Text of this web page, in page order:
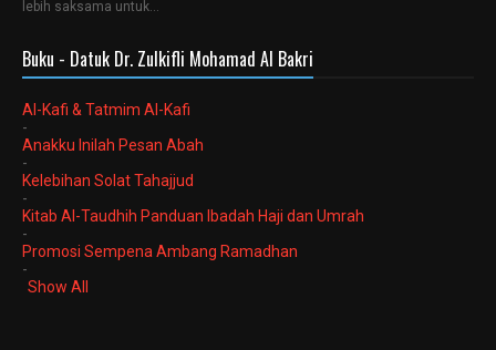
lebih saksama untuk…
Buku - Datuk Dr. Zulkifli Mohamad Al Bakri
Al-Kafi & Tatmim Al-Kafi
-
Anakku Inilah Pesan Abah
-
Kelebihan Solat Tahajjud
-
Kitab Al-Taudhih Panduan Ibadah Haji dan Umrah
-
Promosi Sempena Ambang Ramadhan
-
Show All